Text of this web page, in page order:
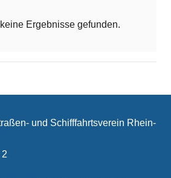
Ergebnisse gefunden.
und Schifffahrtsverein Rhein-